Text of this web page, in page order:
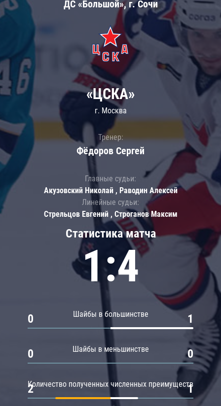
ДС «Большой», г. Сочи
Статистика матча
1:4
Шайбы в большинстве
0 1
Шайбы в меньшинстве
0 0
Количество полученных численных преимуществ
2 1
«ЦСКА»
г. Москва
Тренер:
Фёдоров Сергей
Главные судьи:
Акузовский Николай , Раводин Алексей
Линейные судьи:
Стрельцов Евгений , Строганов Максим